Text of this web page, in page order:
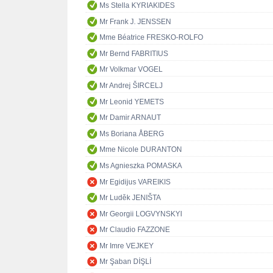
Ms Stella KYRIAKIDES
Mr Frank J. JENSSEN
Mme Béatrice FRESKO-ROLFO
Mr Bernd FABRITIUS
Mr Volkmar VOGEL
Mr Andrej ŠIRCELJ
Mr Leonid YEMETS
Mr Damir ARNAUT
Ms Boriana ÅBERG
Mme Nicole DURANTON
Ms Agnieszka POMASKA
Mr Egidijus VAREIKIS
Mr Luděk JENIŠTA
Mr Georgii LOGVYNSKYI
Mr Claudio FAZZONE
Mr Imre VEJKEY
Mr Şaban DİŞLİ